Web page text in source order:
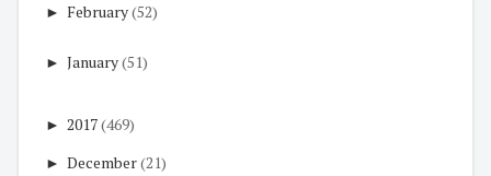
► February(52)
► January(51)
► 2017(469)
► December(21)